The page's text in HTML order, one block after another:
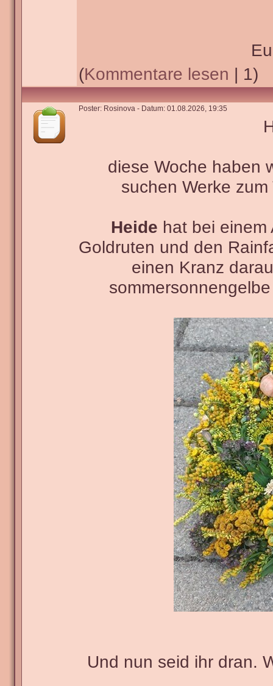
(Kommentare lesen | 1)
Poster: Rosinova - Datum: 01.08.2026, 19:35
diese Woche haben
suchen Werke
Heide hat bei
Goldruten und den
einen Kranz
Und nun seid ihr dran.